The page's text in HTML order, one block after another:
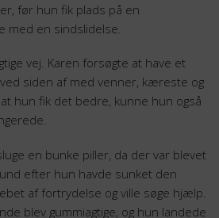
før hun fik plads på en
med en sindslidelse.
vej. Karen forsøgte at have et
siden af med venner, kæreste og
hun fik det bedre, kunne hun også
en bunke piller, da der var blevet
efter hun havde sunket den
af fortrydelse og ville søge hjælp.
blev gummiagtige, og hun landede